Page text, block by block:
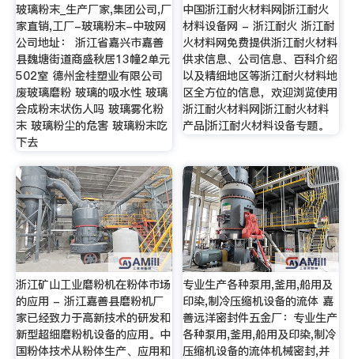
玻璃粉末_生产厂家,集团公司,厂
家直销,工厂-玻璃粉末-中玻网
公司地址： 浙江省嘉兴市嘉善
县魏塘街道商盛秋居13幢2单元
502室 德州金桂塑业有限公司
废玻璃磨粉 玻璃的吸水性 玻璃
会成粉末状伤人吗 玻璃雾化粉
末 玻璃粉尘的危害 玻璃粉末吃
下去
中国浙江耐火材料网|浙江耐火
材料设备网 - 浙江耐火 浙江耐
火材料网免费提供浙江耐火材料
供求信息、公司信息、百科介绍
以及精细地区等浙江耐火材料地
区全方位的信息，欢迎浏览使用
浙江耐火材料网|浙江耐火材料
产品|浙江耐火材料设备专题。
浙江矿山工业磨粉机在粉体市场
的应用 - 浙江嘉善县磨粉机厂
家已经致力于高新技术的研发和
新型超细磨粉机设备的应用。中
国粉体技术从粉体生产、应用和
专业生产各种泵用,釜用,船用及
印染,制冷压缩机设备的流体 嘉
善远洋密封件五金厂：专业生产
各种泵用,釜用,船用及印染,制冷
压缩机设备的流体机械密封,并